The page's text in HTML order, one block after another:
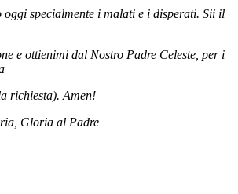
oggi specialmente i malati e i disperati. Sii il
e ottienimi dal Nostro Padre Celeste, per i
richiesta). Amen!
Gloria al Padre